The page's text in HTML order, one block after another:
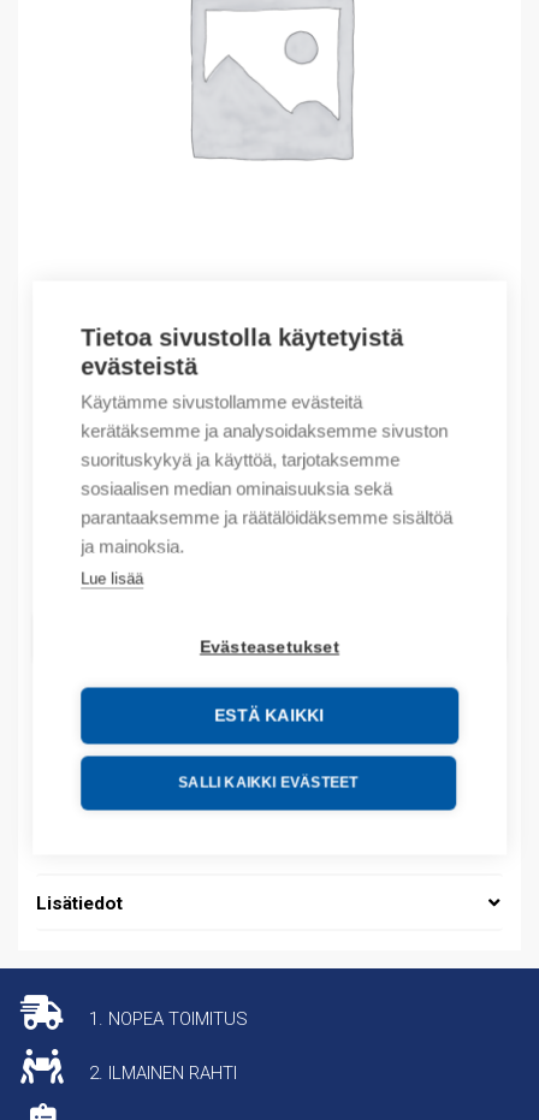
Tietoa sivustolla käytetyistä
evästeistä
Käytämme sivustollamme evästeitä
kerätäksemme ja analysoidaksemme sivuston
suorituskykyä ja käyttöä, tarjotaksemme
sosiaalisen median ominaisuuksia sekä
parantaaksemme ja räätälöidäksemme sisältöä
ja mainoksia.
Lue lisää
Evästeasetukset
ESTÄ KAIKKI
SALLI KAIKKI EVÄSTEET
Outlet – Erikoishinnat
(X) Industrial Relay 4CO 7A 230VAC
3,56€/ myyntierä
Myyntierä sis. 10 kpl
Määrä
Määrä
LISÄÄ OSTOSKORIIN
Tuotekoodit
Tilauskoodi: 551482300000
Lisätiedot
1. NOPEA TOIMITUS
2. ILMAINEN RAHTI